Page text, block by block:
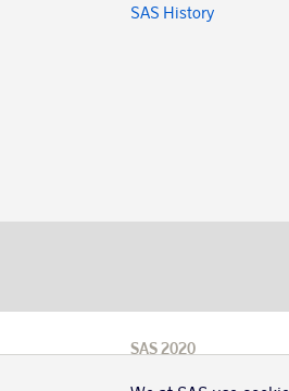
SAS History
SAS 2020